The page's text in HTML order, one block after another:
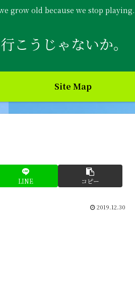
grow old because we stop
こうじゃないか。
Site Map
LINE コピー
2019.12.30